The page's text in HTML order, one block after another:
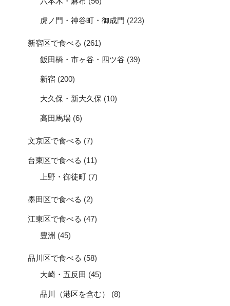
虎ノ門・神谷町・御成門 (223)
新宿区で食べる (261)
飯田橋・市ヶ谷・四ツ谷 (39)
新宿 (200)
大久保・新大久保 (10)
高田馬場 (6)
文京区で食べる (7)
台東区で食べる (11)
上野・御徒町 (7)
墨田区で食べる (2)
江東区で食べる (47)
豊洲 (45)
品川区で食べる (58)
大崎・五反田 (45)
品川（港区を含む） (8)